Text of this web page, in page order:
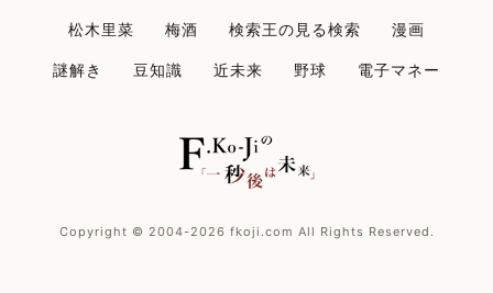
松木里菜
梅酒 検索王の見る検索
漫画
謎解き
豆知識 近未来 野球 電子マネー
Copyright © 2004-2026 fkoji.com All Rights Reserved.